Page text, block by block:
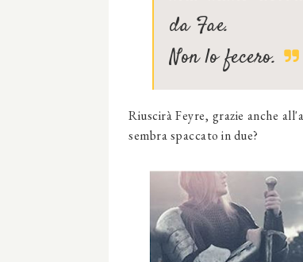
da Fae.
Non lo fecero.
Riuscirà Feyre, grazie anche
sembra spaccato in due?